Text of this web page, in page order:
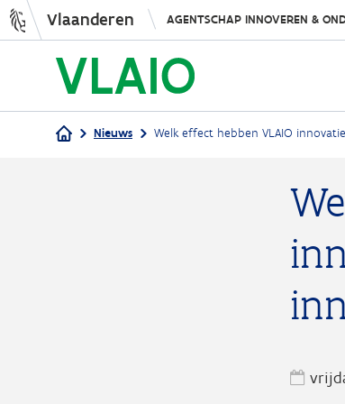
Vlaanderen AGENTSCHAP INNOVEREN &
Nieuws Welk effect hebben VLAIO